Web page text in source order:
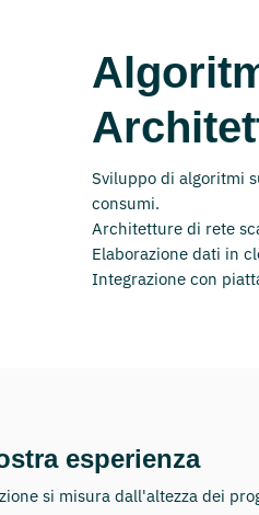
Sviluppo di algoritmi
consumi.
Architetture di rete
Elaborazione dati in
Integrazione con
esperienza
si misura dall'altezza dei